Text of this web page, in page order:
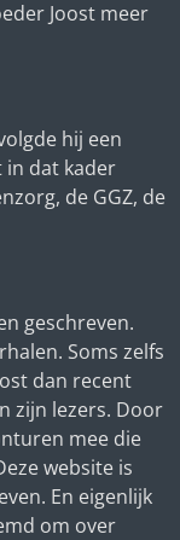
Joost meer
hij een
in dat kader
de GGZ, de
geschreven.
Soms zelfs
dan recent
zijn lezers. Door
mee die
website is
En eigenlijk
om over